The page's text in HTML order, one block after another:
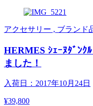
アクセサリー , ブランド
HERMES ｼｪｰﾇﾀﾞ
ました！
入荷日：2017年10月24日
¥39,800